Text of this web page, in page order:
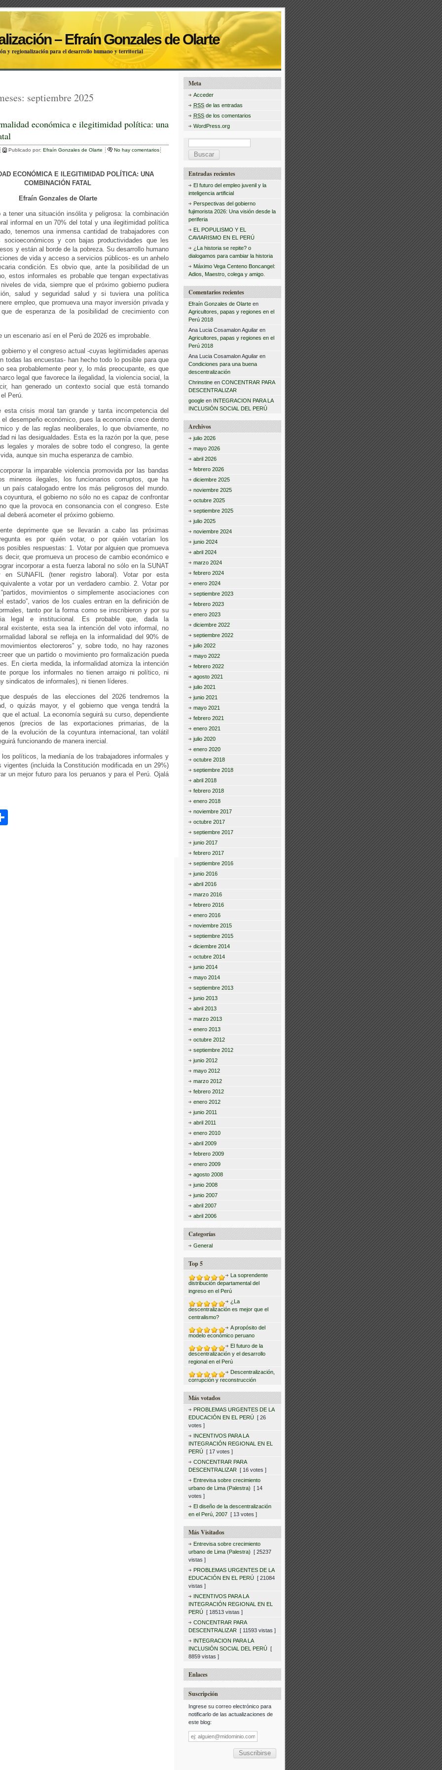
– Efraín Gonzales de Olarte
y regionalización para el desarrollo humano y territorial
septiembre 2025
económica e ilegitimidad política: una
Publicado por: Efraín Gonzales de Olarte
No hay comentarios
ECONÓMICA E ILEGITIMIDAD POLÍTICA: UNA
COMBINACIÓN FATAL
Efraín Gonzales de Olarte
a tener una situación insólita y peligrosa: la combinación
informal en un 70% del total y una ilegitimidad política
tenemos una inmensa cantidad de trabajadores con
socioeconómicos y con bajas productividades que les
y están al borde de la pobreza. Su desarrollo humano
de vida y acceso a servicios públicos- es un anhelo
condición. Es obvio que, ante la posibilidad de un
estos informales es probable que tengan expectativas
de vida, siempre que el próximo gobierno pudiera
salud y seguridad salud y si tuviera una política
empleo, que promueva una mayor inversión privada y
de esperanza de la posibilidad de crecimiento con
un escenario así en el Perú de 2026 es improbable.
y el congreso actual -cuyas legitimidades apenas
todas las encuestas- han hecho todo lo posible para que
sea probablemente peor y, lo más preocupante, es que
legal que favorece la ilegalidad, la violencia social, la
han generado un contexto social que está tornando
Perú.
esta crisis moral tan grande y tanta incompetencia del
desempeño económico, pues la economía crece dentro
y de las reglas neoliberales, lo que obviamente, no
ni las desigualdades. Esta es la razón por la que, pese
legales y morales de sobre todo el congreso, la gente
aunque sin mucha esperanza de cambio.
la imparable violencia promovida por las bandas
mineros ilegales, los funcionarios corruptos, que ha
un país catalogado entre los más peligrosos del mundo.
coyuntura, el gobierno no sólo no es capaz de confrontar
que la provoca en consonancia con el congreso. Este
deberá acometer el próximo gobierno.
deprimente que se llevarán a cabo las próximas
es por quién votar, o por quién votarían los
posibles respuestas: 1. Votar por alguien que promueva
decir, que promueva un proceso de cambio económico e
incorporar a esta fuerza laboral no sólo en la SUNAT
en SUNAFIL (tener registro laboral). Votar por esta
a votar por un verdadero cambio. 2. Votar por
movimientos o simplemente asociaciones con
estado”, varios de los cuales entran en la definición de
tanto por la forma como se inscribieron y por su
legal e institucional. Es probable que, dada la
existente, esta sea la intención del voto informal, no
laboral se refleja en la informalidad del 90% de
electoreros” y, sobre todo, no hay razones
que un partido o movimiento pro formalización pueda
En cierta medida, la informalidad atomiza la intención
porque los informales no tienen arraigo ni político, ni
sindicatos de informales), ni tienen líderes.
después de las elecciones del 2026 tendremos la
o quizás mayor, y el gobierno que venga tendrá la
que el actual. La economía seguirá su curso, dependiente
(precios de las exportaciones primarias, de la
la evolución de la coyuntura internacional, tan volátil
funcionando de manera inercial.
los políticos, la medianía de los trabajadores informales y
vigentes (incluida la Constitución modificada en un 29%)
un mejor futuro para los peruanos y para el Perú. Ojalá
Meta
Acceder
RSS de las entradas
RSS de los comentarios
WordPress.org
B
u
s
c
r
Entradas recientes
El futuro del empleo juvenil y la
inteligencia artificial
Perspectivas del gobierno
fujimorista 2026: Una visión desde la
periferia
EL POPULISMO Y EL
CAVIARISMO EN EL PERÚ
¿La historia se repite? o
dialogamos para cambiar la historia
Máximo Vega Centeno Boncangel:
Adios, Maestro, colega y amigo.
Comentarios recientes
Efraín Gonzales de Olarte en
Agricultores, papas y regiones en el
Perú 2018
Ana Lucia Cosamalon Aguilar en
Agricultores, papas y regiones en el
Perú 2018
Ana Lucia Cosamalon Aguilar en
Condiciones para una buena
descentralización
Chrinstine en CONCENTRAR PARA
DESCENTRALIZAR
google en INTEGRACION PARA LA
INCLUSIÓN SOCIAL DEL PERÚ
Archivos
julio 2026
mayo 2026
abril 2026
febrero 2026
diciembre 2025
noviembre 2025
octubre 2025
septiembre 2025
julio 2025
noviembre 2024
junio 2024
abril 2024
marzo 2024
febrero 2024
enero 2024
septiembre 2023
febrero 2023
enero 2023
diciembre 2022
septiembre 2022
julio 2022
mayo 2022
febrero 2022
agosto 2021
julio 2021
junio 2021
mayo 2021
febrero 2021
enero 2021
julio 2020
enero 2020
octubre 2018
septiembre 2018
abril 2018
febrero 2018
enero 2018
noviembre 2017
octubre 2017
septiembre 2017
junio 2017
febrero 2017
septiembre 2016
junio 2016
abril 2016
marzo 2016
febrero 2016
enero 2016
noviembre 2015
septiembre 2015
diciembre 2014
octubre 2014
junio 2014
mayo 2014
septiembre 2013
junio 2013
abril 2013
marzo 2013
enero 2013
octubre 2012
septiembre 2012
junio 2012
mayo 2012
marzo 2012
febrero 2012
enero 2012
junio 2011
abril 2011
enero 2010
abril 2009
febrero 2009
enero 2009
agosto 2008
junio 2008
junio 2007
abril 2007
abril 2006
Categorías
General
Top 5
La soprendente
distribución departamental del
ingreso en el Perú
¿La
descentralización es mejor que el
centralismo?
A propósito del
modelo económico peruano
El futuro de la
descentralización y el desarrollo
regional en el Perú
Descentralización,
corrupción y reconstrucción
Más votados
PROBLEMAS URGENTES DE LA
EDUCACIÓN EN EL PERÚ [ 26
votes ]
INCENTIVOS PARA LA
INTEGRACIÓN REGIONAL EN EL
PERÚ [ 17 votes ]
CONCENTRAR PARA
DESCENTRALIZAR [ 16 votes ]
Entrevisa sobre crecimiento
urbano de Lima (Palestra) [ 14
votes ]
El diseño de la descentralización
en el Perú, 2007 [ 13 votes ]
Más Visitados
Entrevisa sobre crecimiento
urbano de Lima (Palestra) [ 25237
vistas ]
PROBLEMAS URGENTES DE LA
EDUCACIÓN EN EL PERÚ [ 21084
vistas ]
INCENTIVOS PARA LA
INTEGRACIÓN REGIONAL EN EL
PERÚ [ 18513 vistas ]
CONCENTRAR PARA
DESCENTRALIZAR [ 11593 vistas ]
INTEGRACION PARA LA
INCLUSIÓN SOCIAL DEL PERÚ [
8859 vistas ]
Enlaces
Suscripción
Ingrese su correo electrónico para
notificarlo de las actualizaciones de
este blog:
Dirección
de
correo